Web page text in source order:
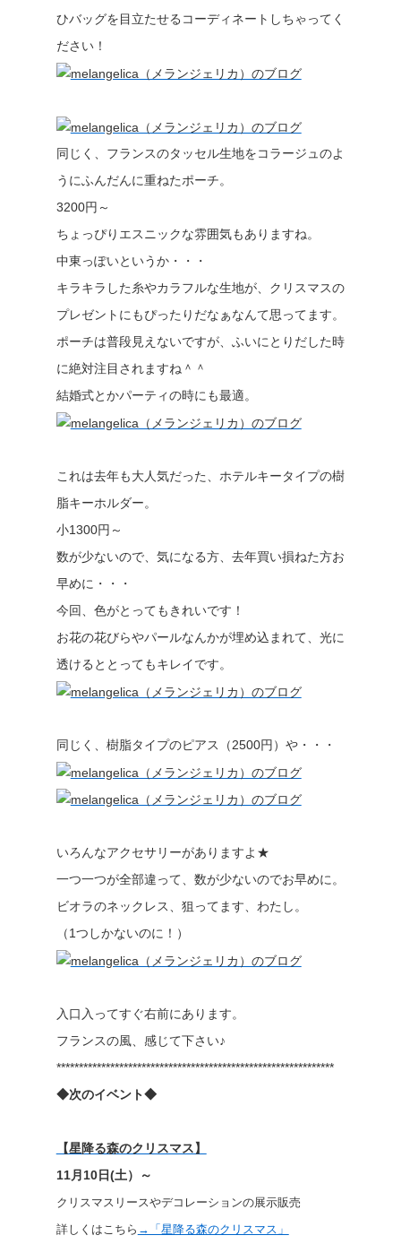
ひバッグを目立たせるコーディネートしちゃってく
ださい！
同じく、フランスのタッセル生地をコラージュのよ
うにふんだんに重ねたポーチ。
3200円～
ちょっぴりエスニックな雰囲気もありますね。
中東っぽいというか・・・
キラキラした糸やカラフルな生地が、クリスマスの
プレゼントにもぴったりだなぁなんて思ってます。
ポーチは普段見えないですが、ふいにとりだした時
に絶対注目されますね＾＾
結婚式とかパーティの時にも最適。
これは去年も大人気だった、ホテルキータイプの樹
脂キーホルダー。
小1300円～
数が少ないので、気になる方、去年買い損ねた方お
早めに・・・
今回、色がとってもきれいです！
お花の花びらやパールなんかが埋め込まれて、光に
透けるととってもキレイです。
同じく、樹脂タイプのピアス（2500円）や・・・
いろんなアクセサリーがありますよ★
一つ一つが全部違って、数が少ないのでお早めに。
ビオラのネックレス、狙ってます、わたし。
（1つしかないのに！）
入口入ってすぐ右前にあります。
フランスの風、感じて下さい♪
**************************************************************
◆次のイベント◆
【星降る森のクリスマス】
11月10日(土）～
クリスマスリースやデコレーションの展示販売
詳しくはこちら →「星降る森のクリスマス」